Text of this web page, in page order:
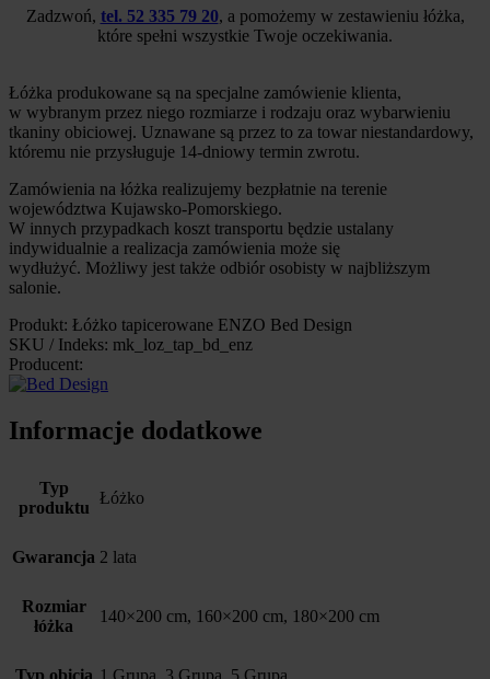
Zadzwoń, tel. 52 335 79 20, a pomożemy w zestawieniu łóżka,
które spełni wszystkie Twoje oczekiwania.
Łóżka produkowane są na specjalne zamówienie klienta,
w wybranym przez niego rozmiarze i rodzaju oraz wybarwieniu
tkaniny obiciowej. Uznawane są przez to za towar niestandardowy,
któremu nie przysługuje 14-dniowy termin zwrotu.
Zamówienia na łóżka realizujemy bezpłatnie na terenie
województwa Kujawsko-Pomorskiego.
W innych przypadkach koszt transportu będzie ustalany
indywidualnie a realizacja zamówienia może się
wydłużyć. Możliwy jest także odbiór osobisty w najbliższym
salonie.
Produkt: Łóżko tapicerowane ENZO Bed Design
SKU / Indeks: mk_loz_tap_bd_enz
Producent:
Informacje dodatkowe
Typ
produktu
Łóżko
Gwarancja 2 lata
Rozmiar
łóżka
140×200 cm, 160×200 cm, 180×200 cm
Typ obicia 1 Grupa, 3 Grupa, 5 Grupa